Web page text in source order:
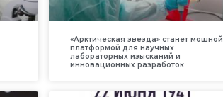
«Арктическая звезда» станет мощной
платформой для научных
лабораторных изысканий и
инновационных разработок